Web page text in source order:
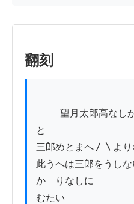
翻刻
とゝ
三郎めとまへ〳〵よ
此うへは三郎をうしな
かゝりなしに
むたい